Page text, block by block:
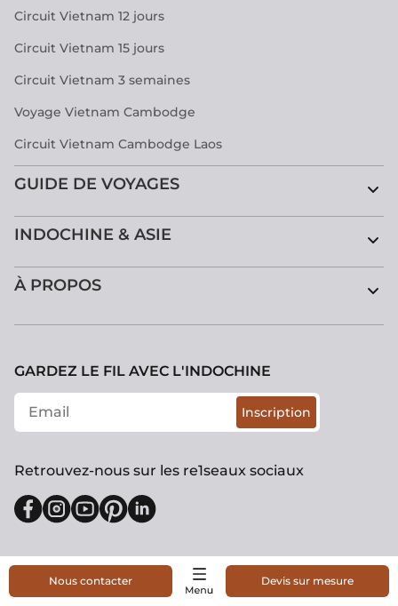
Nous contacter Devis sur mesure
Circuit Vietnam 12 jours
Circuit Vietnam 15 jours
Circuit Vietnam 3 semaines
Voyage Vietnam Cambodge
Circuit Vietnam Cambodge Laos
GUIDE DE VOYAGES
INDOCHINE & ASIE
À PROPOS
GARDEZ LE FIL AVEC L'INDOCHINE
Inscription
Retrouvez-nous sur les re1seaux sociaux